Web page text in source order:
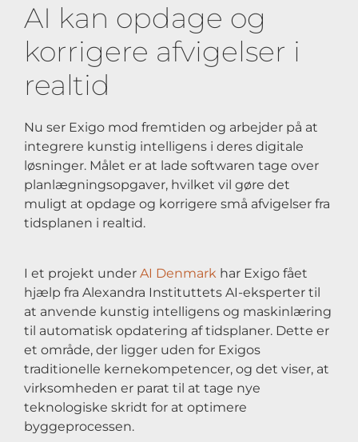
AI kan opdage og
korrigere afvigelser i
realtid
Nu ser Exigo mod fremtiden og arbejder på at
integrere kunstig intelligens i deres digitale
løsninger. Målet er at lade softwaren tage over
planlægningsopgaver, hvilket vil gøre det
muligt at opdage og korrigere små afvigelser fra
tidsplanen i realtid.
I et projekt under AI Denmark har Exigo fået
hjælp fra Alexandra Instituttets AI-eksperter til
at anvende kunstig intelligens og maskinlæring
til automatisk opdatering af tidsplaner. Dette er
et område, der ligger uden for Exigos
traditionelle kernekompetencer, og det viser, at
virksomheden er parat til at tage nye
teknologiske skridt for at optimere
byggeprocessen.